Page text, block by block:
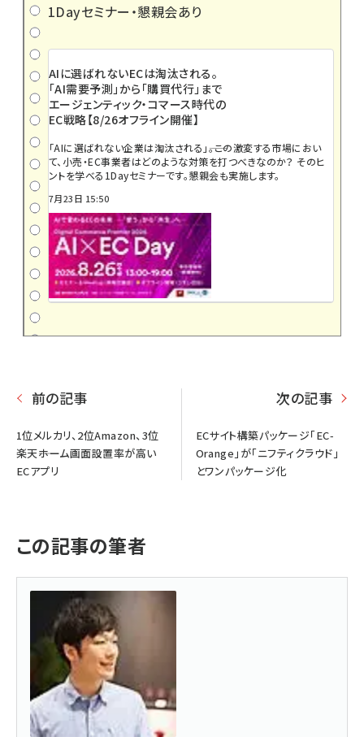
1Dayセミナー・懇親会あり
AIに選ばれないECは淘汰される。
「AI需要予測」から「購買代行」まで
エージェンティック・コマース時代の
EC戦略【8/26オフライン開催】
「AIに選ばれない企業は淘汰される」――。この激変する市場におい
て、小売・EC事業者はどのような対策を打つべきなのか？ そのヒ
ントを学べる1Dayセミナーです。懇親会も実施します。
7月23日 15:50
前の記事
1位メルカリ、2位Amazon、3位
楽天――ホーム画面設置率が高い
ECアプリ
次の記事
ECサイト構築パッケージ「EC-
Orange」が「ニフティクラウド」
とワンパッケージ化
この記事の筆者